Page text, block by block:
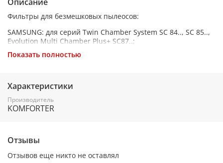
Фильтры для безмешковых пылеосов:
SAMSUNG: для серий Twin Chamber System SC 84.., SC 85..,
Evolution Multi Chamber Plus+ SC87..;
Тип оригинального комплекта фильтров SAMSUNG: DJ97-
Показать полностью
Характеристики
Производитель
KOMFORTER
Отзывы
Отзывов еще никто не оставлял